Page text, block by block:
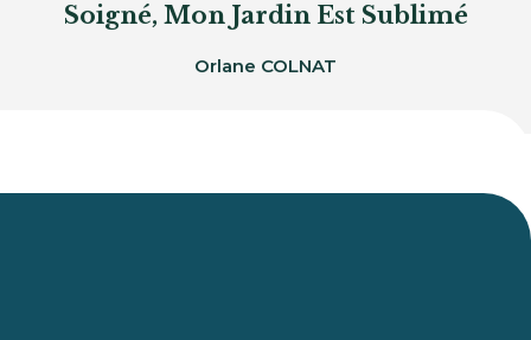
Soigné, Mon Jardin Est Sublimé
Orlane COLNAT